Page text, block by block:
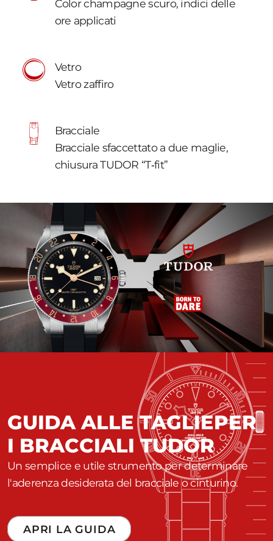
Color champagne scuro, indici delle
ore applicati
Vetro
Vetro zaffiro
Bracciale
Bracciale sfaccettato a due maglie,
chiusura TUDOR “T‑fit”
GUIDA ALLE TAGLIEPER
I BRACCIALI TUDOR
Un semplice e utile strumento per determinare
l'aderenza desiderata del bracciale o cinturino.
APRI LA GUIDA